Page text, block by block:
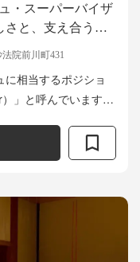
ュ・スーパーバイザ
さと、支え合う仲
院前川町431
相当するポジショ
」と呼んでいます。